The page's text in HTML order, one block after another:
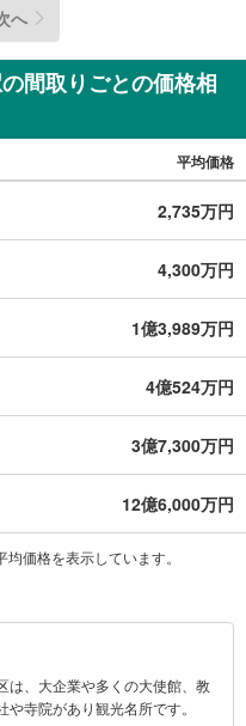
へ
間取りごとの価格相
平均価格
2,735万円
4,300万円
1億3,989万円
4億524万円
3億7,300万円
12億6,000万円
価格を表示しています。
は、大企業や多くの大使館、教
寺院があり観光名所です。